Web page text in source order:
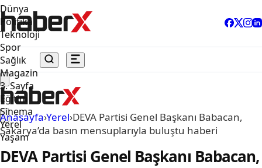
Dünya
Politika
Teknoloji
Spor
Sağlık
Magazin
3. Sayfa
Eğitim
Sinema
Yerel
Yaşam
Anasayfa›Yerel›DEVA Partisi Genel Başkanı Babacan,
Sakarya’da basın mensuplarıyla buluştu haberi
DEVA Partisi Genel Başkanı Babacan,